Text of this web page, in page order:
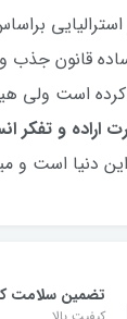
استرالیایی
ساده قانون
است ولی
اراده و تفکر
این دنیا
تضمین سلامت